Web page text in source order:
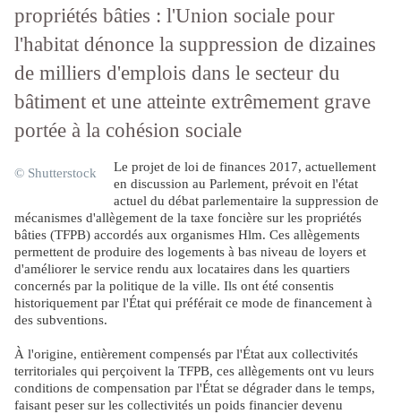
propriétés bâties : l'Union sociale pour
l'habitat dénonce la suppression de dizaines
de milliers d'emplois dans le secteur du
bâtiment et une atteinte extrêmement grave
portée à la cohésion sociale
© Shutterstock
Le projet de loi de finances 2017, actuellement
en discussion au Parlement, prévoit en l'état
actuel du débat parlementaire la suppression de
mécanismes d'allègement de la taxe foncière sur les propriétés
bâties (TFPB) accordés aux organismes Hlm. Ces allègements
permettent de produire des logements à bas niveau de loyers et
d'améliorer le service rendu aux locataires dans les quartiers
concernés par la politique de la ville. Ils ont été consentis
historiquement par l'État qui préférait ce mode de financement à
des subventions.
À l'origine, entièrement compensés par l'État aux collectivités
territoriales qui perçoivent la TFPB, ces allègements ont vu leurs
conditions de compensation par l'État se dégrader dans le temps,
faisant peser sur les collectivités un poids financier devenu